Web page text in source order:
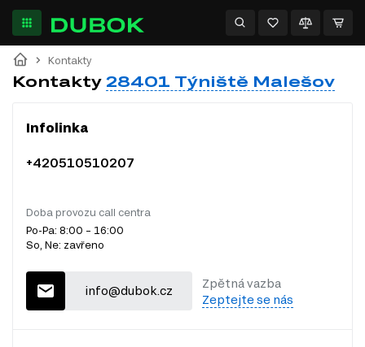
Kontakty
Kontakty 28401 Týniště Malešov
Infolinka
+420510510207
Doba provozu call centra
Po-Pa: 8:00 – 16:00
So, Ne: zavřeno
info@dubok.cz
Zpětná vazba
Zeptejte se nás